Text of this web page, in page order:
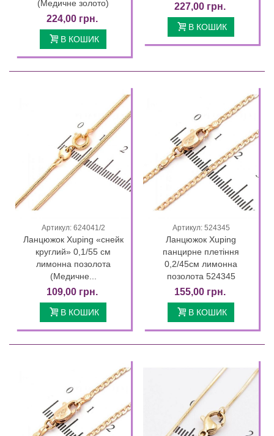
(Медичне золото)
224,00 грн.
В КОШИК
227,00 грн.
В КОШИК
Артикул: 624041/2
Ланцюжок Xuping «снейк
круглий» 0,1/55 см
лимонна позолота
(Медичне...
109,00 грн.
В КОШИК
Артикул: 524345
Ланцюжок Xuping
панцирне плетіння
0,2/45см лимонна
позолота 524345
155,00 грн.
В КОШИК